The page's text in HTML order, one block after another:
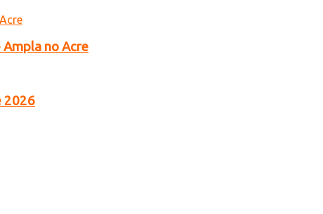
no Acre
2026